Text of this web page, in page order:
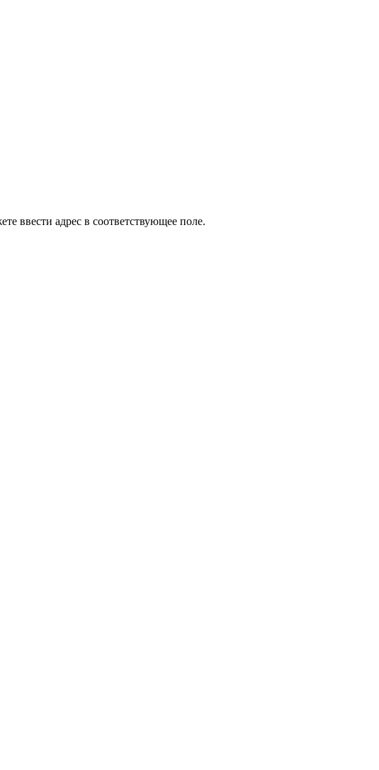
ввести адрес в соответствующее поле.